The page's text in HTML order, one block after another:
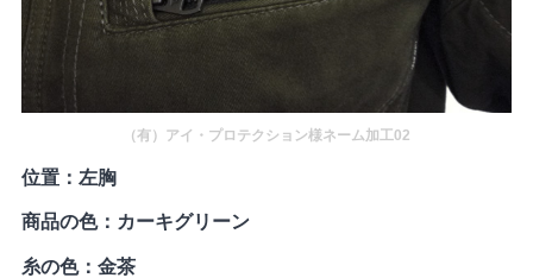
（有）アイ・プロテクション様ネーム加工02
位置：左胸
商品の色：カーキグリーン
糸の色：金茶